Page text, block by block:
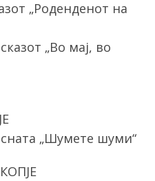
„Роденденот на
„Во мај, во
„Шумете шуми“